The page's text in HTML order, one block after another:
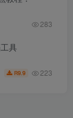
283
具
R9.9 223